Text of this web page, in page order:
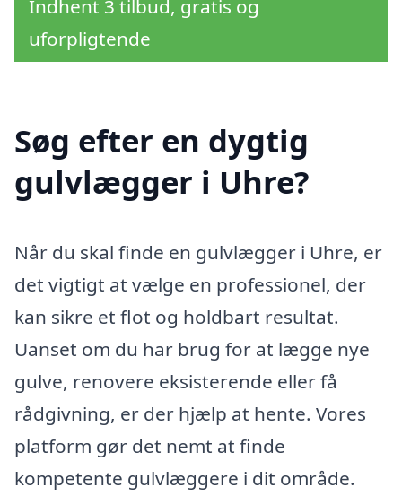
Indhent 3 tilbud, gratis og
uforpligtende
Søg efter en dygtig
gulvlægger i Uhre?
Når du skal finde en gulvlægger i Uhre, er
det vigtigt at vælge en professionel, der
kan sikre et flot og holdbart resultat.
Uanset om du har brug for at lægge nye
gulve, renovere eksisterende eller få
rådgivning, er der hjælp at hente. Vores
platform gør det nemt at finde
kompetente gulvlæggere i dit område.